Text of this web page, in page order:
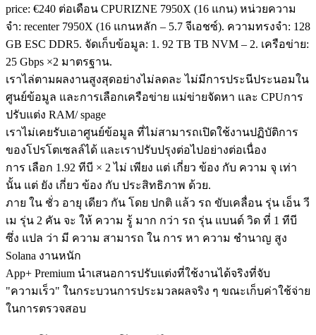
price: €240 ต่อเดือน CPURIZNE 7950X (16 แกน) หน่วยความ
จํา: recenter 7950X (16 แกนหลัก – 5.7 จีเอชซ์). ความทรงจํา: 128
GB ESC DDR5. จัดเก็บข้อมูล: 1. 92 TB TB NVM – 2. เครือข่าย:
25 Gbps ×2 มาตรฐาน.
เราไล่ตามผลงานสูงสุดอย่างไม่ลดละ ไม่มีการประนีประนอมใน
ศูนย์ข้อมูล และการเลือกเครือข่าย แม่ข่ายจัดหา และ CPUการ
ปรับแต่ง RAM/ spage
เราไม่เคยรับเอาศูนย์ข้อมูล ที่ไม่สามารถเปิดใช้งานปฏิบัติการ
ของโปรโตเซลล์ได้ และเราปรับปรุงต่อไปอย่างต่อเนื่อง
การ เลือก 1.92 ทีบี × 2 ไม่ เพียง แต่ เกี่ยว ข้อง กับ ความ จุ เท่า
นั้น แต่ ยัง เกี่ยว ข้อง กับ ประสิทธิภาพ ด้วย.
ภาย ใน ชั่ว อายุ เดียว กัน โดย ปกติ แล้ว รถ ขับเคลื่อน รุ่น เอ็น วี
เม รุ่น 2 คัน จะ ให้ ความ รู้ มาก กว่า รถ รุ่น แบนด์ วิด ที่ 1 ทีบี
ซึ่ง แปล ว่า มี ความ สามารถ ใน การ หา ความ ชํานาญ สูง
Solana งานหนัก
App+ Premium นําเสนอการปรับแต่งที่ใช้งานได้จริงที่จับ
"ความเร็ว" ในกระบวนการประมวลผลจริง ๆ ขณะเก็บค่าใช้จ่าย
ในการตรวจสอบ